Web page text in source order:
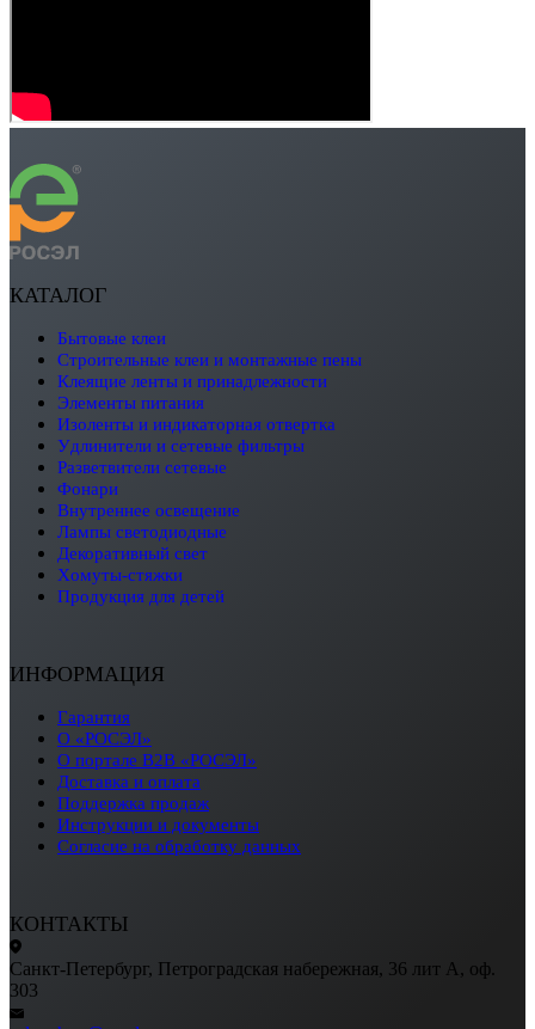
КАТАЛОГ
бытовые клеи
строительные клеи и монтажные пены
клеящие ленты и принадлежности
элементы питания
изоленты и индикаторная отвертка
удлинители и сетевые фильтры
разветвители сетевые
фонари
внутреннее освещение
лампы светодиодные
декоративный свет
хомуты-стяжки
продукция для детей
ИНФОРМАЦИЯ
Гарантия
О «РОСЭЛ»
О портале B2B «РОСЭЛ»
Доставка и оплата
Поддержка продаж
Инструкции и документы
Согласие на обработку данных
КОНТАКТЫ
Санкт-Петербург, Петроградская набережная, 36 лит А, оф.
303